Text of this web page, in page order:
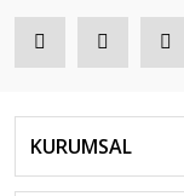
KURUMSAL